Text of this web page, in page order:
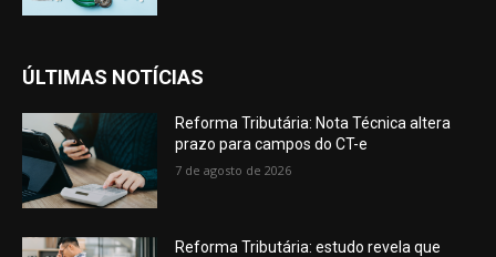
ÚLTIMAS NOTÍCIAS
Reforma Tributária: Nota Técnica altera
prazo para campos do CT-e
7 de agosto de 2026
Reforma Tributária: estudo revela que